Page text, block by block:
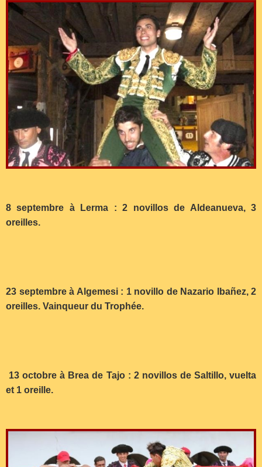
8 septembre à Lerma : 2 novillos de Aldeanueva, 3
oreilles.
23 septembre à Algemesi : 1 novillo de Nazario Ibañez, 2
oreilles. Vainqueur du Trophée.
13 octobre à Brea de Tajo : 2 novillos de Saltillo, vuelta
et 1 oreille.